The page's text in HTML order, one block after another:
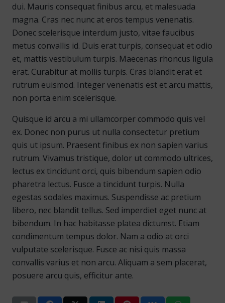
dui. Mauris consequat finibus arcu, et malesuada
magna. Cras nec nunc at eros tempus venenatis.
Donec scelerisque interdum justo, vitae faucibus
metus convallis id. Duis erat turpis, consequat et odio
et, mattis vestibulum turpis. Maecenas rhoncus ligula
erat. Curabitur at mollis turpis. Cras blandit erat et
rutrum euismod. Integer venenatis est et arcu mattis,
non porta enim scelerisque.
Quisque id arcu a mi ullamcorper commodo quis vel
ex. Donec non purus ut nulla consectetur pretium
quis ut ipsum. Praesent finibus ex non sapien varius
rutrum. Vivamus tristique, dolor ut commodo ultrices,
lectus ex tincidunt orci, quis bibendum sapien odio
pharetra lectus. Fusce a tincidunt turpis. Nulla
egestas sodales maximus. Suspendisse ac pretium
libero, nec blandit tellus. Sed imperdiet eget nunc at
bibendum. In hac habitasse platea dictumst. Etiam
condimentum tempus dolor. Nam a odio at orci
vulputate scelerisque. Fusce ac nisi quis massa
convallis varius et non arcu. Aliquam a sem placerat,
posuere arcu quis, efficitur ante.